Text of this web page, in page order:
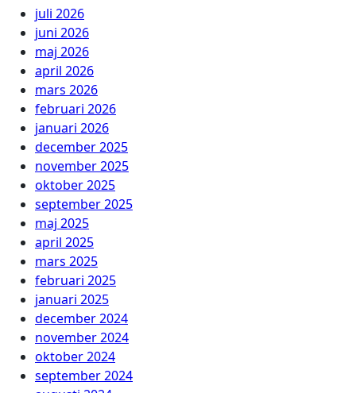
juli 2026
juni 2026
maj 2026
april 2026
mars 2026
februari 2026
januari 2026
december 2025
november 2025
oktober 2025
september 2025
maj 2025
april 2025
mars 2025
februari 2025
januari 2025
december 2024
november 2024
oktober 2024
september 2024